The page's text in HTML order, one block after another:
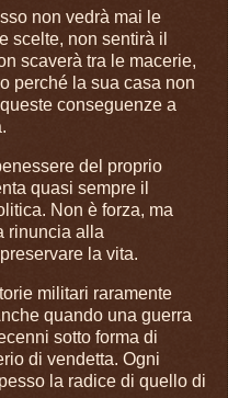
non vedrà mai le
scelte, non sentirà il
scaverà tra le macerie,
perché la sua casa non
conseguenze a
del proprio
quasi sempre il
Non è forza, ma
rinuncia alla
la vita.
militari raramente
quando una guerra
sotto forma di
di vendetta. Ogni
la radice di quello di